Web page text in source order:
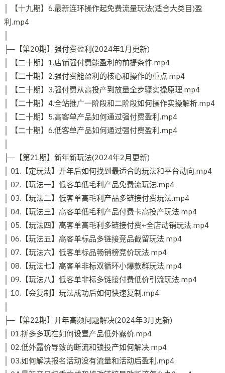
│ 【十九期】6.最新连环操作起免费流量玩法(适合大类目)盈
利.mp4
├─【第20期】强付费盈利(2024年1月更新)
│ 【二十期】1.店铺强付费能盈利的前提条件.mp4
│ 【二十期】2.强付费能盈利的核心和操作的重点.mp4
│ 【二十期】3.强付费从高投产到放量全步骤实操原理.mp4
│ 【二十期】4.全站推广一阶段和二阶段如何操作实操解析.mp4
│ 【二十期】5.高客单产品如何通过强付费盈利.mp4
│ 【二十期】6.低客单产品如何通过强付费盈利.mp4
├─【第21期】新年新玩法(2024年2月更新)
│ 01.【定玩法】开年后如何找到最适合的玩法和平台动向.mp4
│ 02.【玩法一】低客单低毛利产品免费流玩法.mp4
│ 03.【玩法二】低客单高毛利产品多链接付费玩法.mp4
│ 04.【玩法三】高客单低毛利产品付费卡高投产玩法.mp4
│ 05.【玩法四】高客单高毛利多链接付费+全店动销玩法.mp4
│ 06.【玩法五】高客单标品多链接竞品截留玩法.mp4
│ 07.【玩法六】低客单标品畅销榜竞价玩法.mp4
│ 08.【玩法七】高客单非标双循环小爆款群玩法.mp4
│ 09.【玩法八】低客单非标多链接付费低价引流玩法.mp4
│ 10.【会复制】玩法成功后如何快速复制.mp4
├─【第22期】开年高频问题解决(2024年3月更新)
│ 01.拼多多现在如何设置产品低外露价.mp4
│ 02.低外露价导致的断流和锁投产如何解决.mp4
│ 03.如何解决报名活动没有流量和活动后盈利.mp4